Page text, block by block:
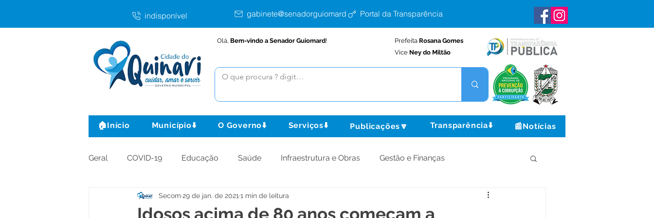
indisponível gabinete@senadorguiomard.ac.gov.brPortal da Transparência
Olá, Bem-vindo a Senador Guiomard! Prefeita Rosana Gomes
Vice Ney do Miltão
🏠Início Município⬇️ O Governo⬇️ Serviços⬇️ Publicações🔽 Transparência⬇️ 📰Notícias
Geral COVID-19 Educação Saúde Infraestrutura e Obras Gestão e Finanças
Agricultura e Produção Comunidade Assistência Social Institucional e Governo
Idosos acima de 80 anos começam a
Secom 29 de jan. de 2021 1 min de leitura